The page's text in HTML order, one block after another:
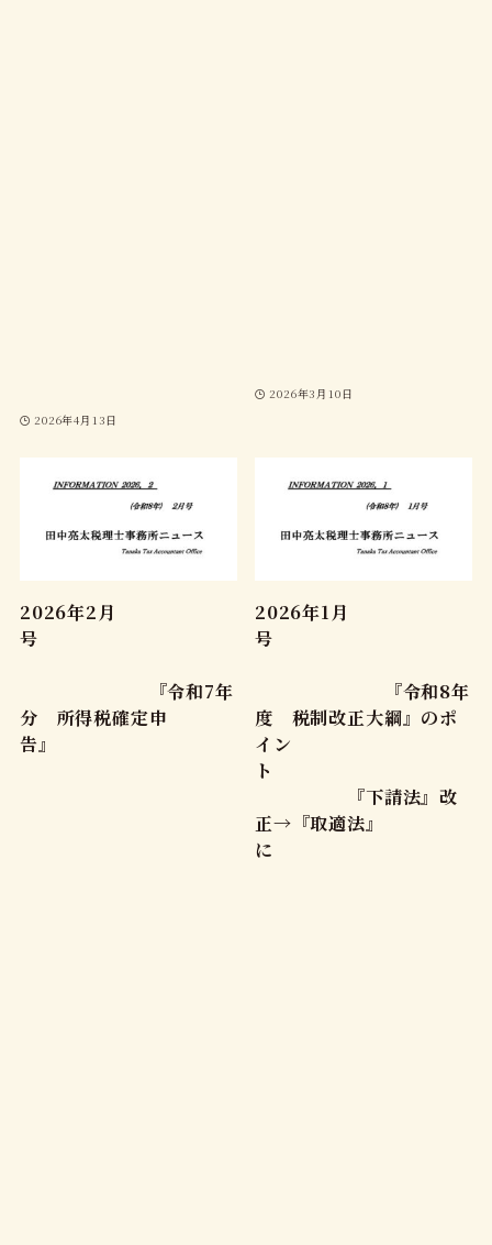
2026年4月13日
2026年3月10日
2026年2月
号
『令和7年
分 所得税確定申
告』
2026年1月
号
『令和8年
度 税制改正大綱』のポ
イン
ト
『下請法』改
正→『取適法』
に